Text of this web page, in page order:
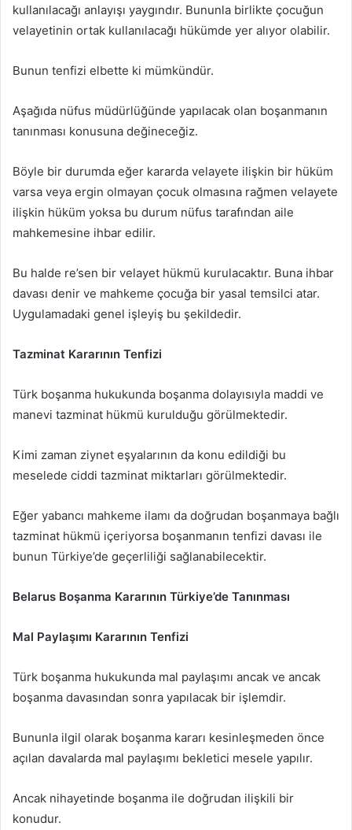
kullanılacağı anlayışı yaygındır. Bununla birlikte çocuğun
velayetinin ortak kullanılacağı hükümde yer alıyor olabilir.
Bunun tenfizi elbette ki mümkündür.
Aşağıda nüfus müdürlüğünde yapılacak olan boşanmanın
tanınması konusuna değineceğiz.
Böyle bir durumda eğer kararda velayete ilişkin bir hüküm
varsa veya ergin olmayan çocuk olmasına rağmen velayete
ilişkin hüküm yoksa bu durum nüfus tarafından aile
mahkemesine ihbar edilir.
Bu halde re’sen bir velayet hükmü kurulacaktır. Buna ihbar
davası denir ve mahkeme çocuğa bir yasal temsilci atar.
Uygulamadaki genel işleyiş bu şekildedir.
Tazminat Kararının Tenfizi
Türk boşanma hukukunda boşanma dolayısıyla maddi ve
manevi tazminat hükmü kurulduğu görülmektedir.
Kimi zaman ziynet eşyalarının da konu edildiği bu
meselede ciddi tazminat miktarları görülmektedir.
Eğer yabancı mahkeme ilamı da doğrudan boşanmaya bağlı
tazminat hükmü içeriyorsa boşanmanın tenfizi davası ile
bunun Türkiye’de geçerliliği sağlanabilecektir.
Belarus Boşanma Kararının Türkiye’de Tanınması
Mal Paylaşımı Kararının Tenfizi
Türk boşanma hukukunda mal paylaşımı ancak ve ancak
boşanma davasından sonra yapılacak bir işlemdir.
Bununla ilgil olarak boşanma kararı kesinleşmeden önce
açılan davalarda mal paylaşımı bekletici mesele yapılır.
Ancak nihayetinde boşanma ile doğrudan ilişkili bir
konudur.